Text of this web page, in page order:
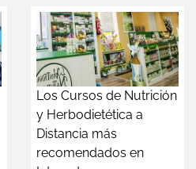
Los Cursos de Nutrición
y Herbodietética a
Distancia más
recomendados en